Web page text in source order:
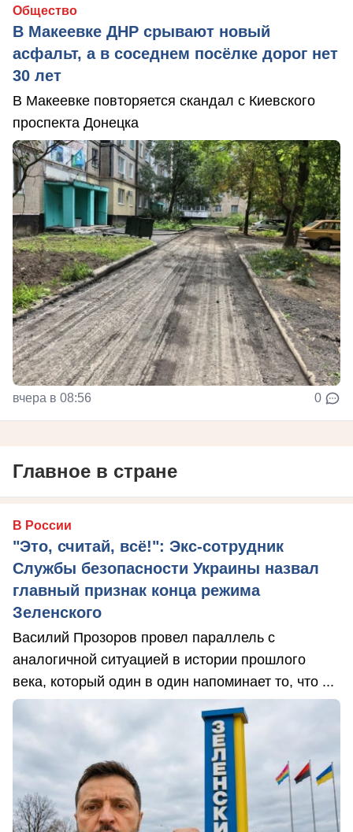
Общество
В Макеевке ДНР срывают новый
асфальт, а в соседнем посёлке дорог нет
30 лет
В Макеевке повторяется скандал с Киевского
проспекта Донецка
вчера в 08:56 0
Главное в стране
В России
"Это, считай, всё!": Экс-сотрудник
Службы безопасности Украины назвал
главный признак конца режима
Зеленского
Василий Прозоров провел параллель с
аналогичной ситуацией в истории прошлого
века, который один в один напоминает то, что ...